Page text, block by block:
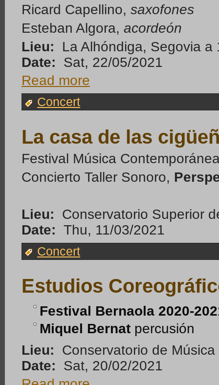
Ricard Capellino, saxofones
Esteban Algora, acordeón
Lieu:
La Alhóndiga, Segovia a
Date:
Sat, 22/05/2021
Read more
Concert
La casa de las
Festival Música
Concierto Taller Sonoro,
Lieu:
Conservatorio Superior
Date: Thu, 11/03/2021
Concert
Estudios
Festival Bernaola 2020-
Miquel Bernat percusión
Lieu:
Conservatorio de
Date:
Sat, 20/02/2021